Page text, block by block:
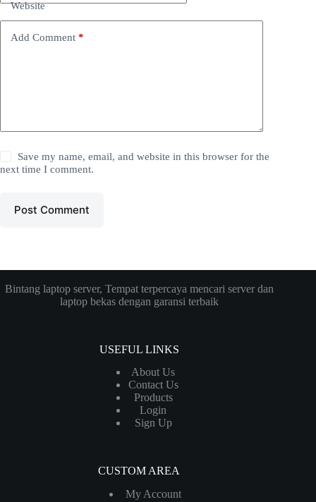
Website
Add Comment *
Save my name, email, and website in this browser for the
next time I comment.
Post Comment
Bintang laptop server, Tempat terpercaya mencari server dan
laptop bekas dengan garansi terbaik
USEFUL LINKS
About Us
Contact Us
Products
Login
Sign Up
CUSTOM AREA
My Account